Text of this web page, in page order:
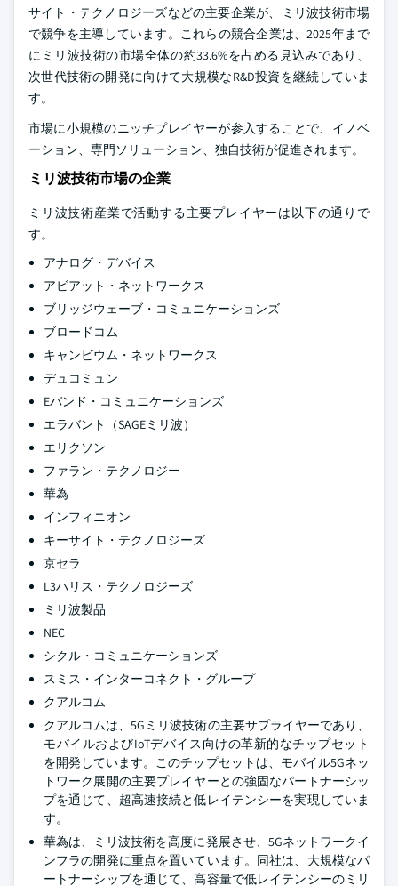
サイト・テクノロジーズなどの主要企業が、ミリ波技術市場
で競争を主導しています。これらの競合企業は、2025年まで
にミリ波技術の市場全体の約33.6%を占める見込みであり、
次世代技術の開発に向けて大規模なR&D投資を継続していま
す。
市場に小規模のニッチプレイヤーが参入することで、イノベ
ーション、専門ソリューション、独自技術が促進されます。
ミリ波技術市場の企業
ミリ波技術産業で活動する主要プレイヤーは以下の通りで
す。
アナログ・デバイス
アビアット・ネットワークス
ブリッジウェーブ・コミュニケーションズ
ブロードコム
キャンビウム・ネットワークス
デュコミュン
Eバンド・コミュニケーションズ
エラバント（SAGEミリ波）
エリクソン
ファラン・テクノロジー
華為
インフィニオン
キーサイト・テクノロジーズ
京セラ
L3ハリス・テクノロジーズ
ミリ波製品
NEC
シクル・コミュニケーションズ
スミス・インターコネクト・グループ
クアルコム
クアルコムは、5Gミリ波技術の主要サプライヤーであり、
モバイルおよびIoTデバイス向けの革新的なチップセット
を開発しています。このチップセットは、モバイル5Gネッ
トワーク展開の主要プレイヤーとの強固なパートナーシッ
プを通じて、超高速接続と低レイテンシーを実現していま
す。
華為は、ミリ波技術を高度に発展させ、5Gネットワークイ
ンフラの開発に重点を置いています。同社は、大規模なパ
ートナーシップを通じて、高容量で低レイテンシーのミリ